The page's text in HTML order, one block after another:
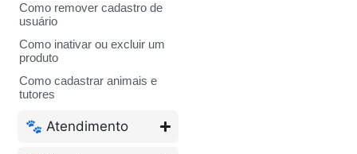
Como remover cadastro de
usuário
Como inativar ou excluir um
produto
Como cadastrar animais e
tutores
🐾 Atendimento